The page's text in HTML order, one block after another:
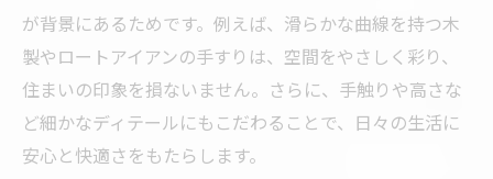
が背景にあるためです。例えば、滑らかな曲線を持つ木
製やロートアイアンの手すりは、空間をやさしく彩り、
住まいの印象を損ないません。さらに、手触りや高さな
ど細かなディテールにもこだわることで、日々の生活に
安心と快適さをもたらします。